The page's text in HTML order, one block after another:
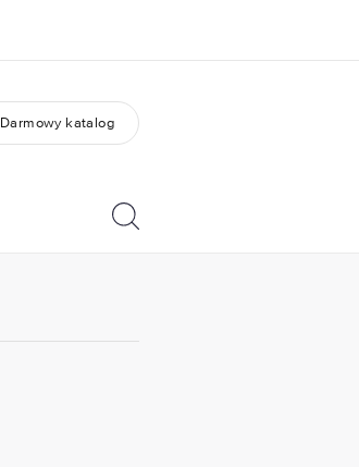
Kariera
Darmowy katalog